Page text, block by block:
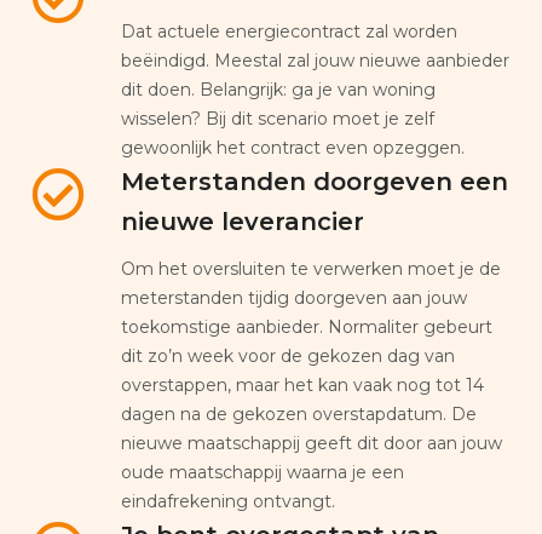
Dat actuele energiecontract zal worden
beëindigd. Meestal zal jouw nieuwe aanbieder
dit doen. Belangrijk: ga je van woning
wisselen? Bij dit scenario moet je zelf
gewoonlijk het contract even opzeggen.
Meterstanden doorgeven een
nieuwe leverancier
Om het oversluiten te verwerken moet je de
meterstanden tijdig doorgeven aan jouw
toekomstige aanbieder. Normaliter gebeurt
dit zo’n week voor de gekozen dag van
overstappen, maar het kan vaak nog tot 14
dagen na de gekozen overstapdatum. De
nieuwe maatschappij geeft dit door aan jouw
oude maatschappij waarna je een
eindafrekening ontvangt.